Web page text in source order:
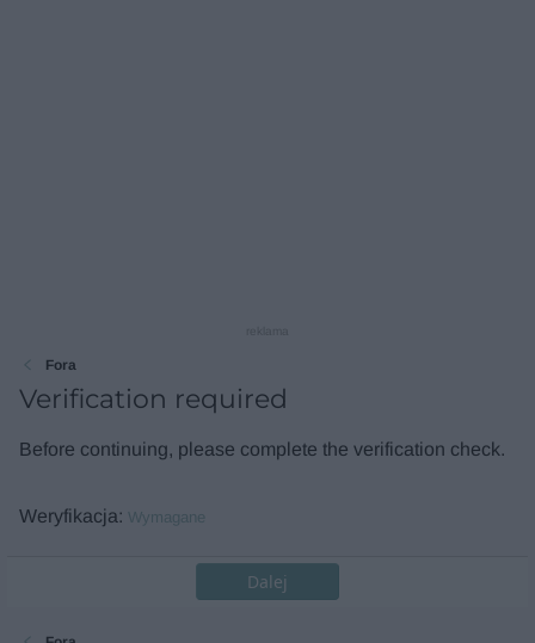
Fora
Verification required
Before continuing, please complete the verification check.
Weryfikacja Wymagane
Dalej